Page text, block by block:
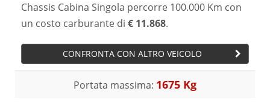
Chassis Cabina Singola percorre 100.000 Km con
un costo carburante di € 11.868.
CONFRONTA CON ALTRO VEICOLO
Portata massima: 1675 Kg